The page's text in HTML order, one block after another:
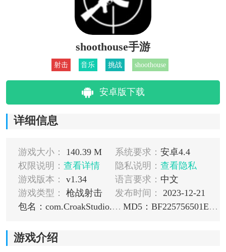
挂机养成
shoothouse手游
射击 音乐 挑战 shoothouse
安卓版下载
详细信息
游戏大小： 140.39 M 系统要求： 安卓4.4
权限说明： 查看详情 隐私说明： 查看隐私
游戏版本：
v1.34 语言要求： 中文
游戏类型：
枪战射击 发布时间：
2023-12-21
包名：com.CroakStudio.ShootHouse
MD5：BF225756501E5165559AE6E1F0BB52ED
游戏介绍